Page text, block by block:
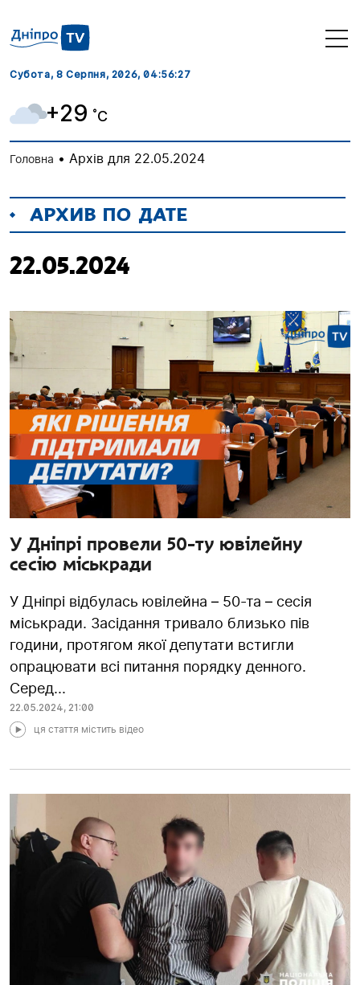
Субота, 8 Серпня, 2026, 04:56:28
+29 ˚C
Головна • Архів для 22.05.2024
АРХИВ ПО ДАТЕ
22.05.2024
У Дніпрі провели 50-ту ювілейну
сесію міськради
У Дніпрі відбулась ювілейна – 50-та – сесія
міськради. Засідання тривало близько пів
години, протягом якої депутати встигли
опрацювати всі питання порядку денного.
Серед...
22.05.2024, 21:00
ця стаття містить відео